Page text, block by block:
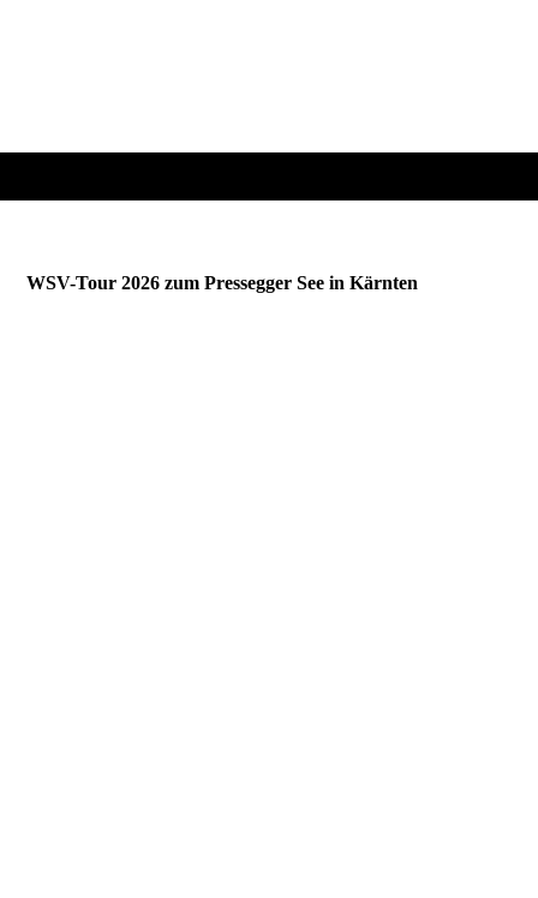
WSV-Tour 2026 zum Pressegger See in Kärnten